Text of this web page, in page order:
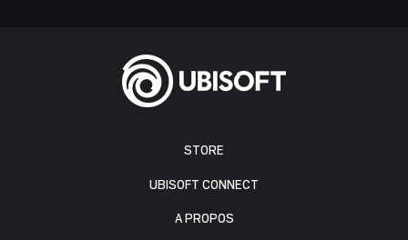
STORE
UBISOFT CONNECT
A PROPOS